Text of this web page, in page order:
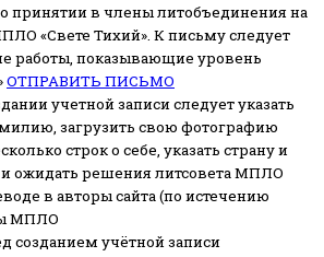
принятии в члены литобъединения на
«Свете Тихий». К письму следует
работы, показывающие уровень
ОТПРАВИТЬ ПИСЬМО
учетной записи следует указать
загрузить свою фотографию
строк о себе, указать страну и
ожидать решения литсовета МПЛО
в авторы сайта (по истечению
МПЛО
созданием учётной записи